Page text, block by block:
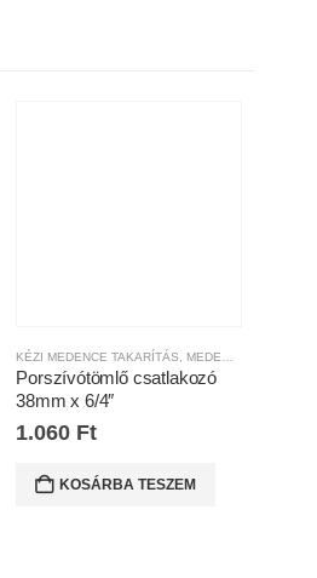
TISZTÍTÁS
KÉZI MEDENCE TAKARÍTÁS MEDENCE TISZTÍTÁS
Porszívótömlő csatlakozó
38mm x 6/4″
1.060 Ft
KOSÁRBA TESZEM